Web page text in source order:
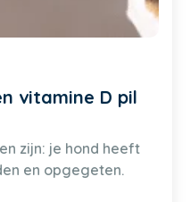
vitamine D pil
zijn: je hond heeft
en opgegeten.